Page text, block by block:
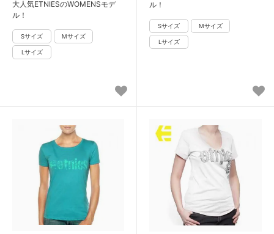
大人気ETNIESのWOMENSモデ
ル！
ル！